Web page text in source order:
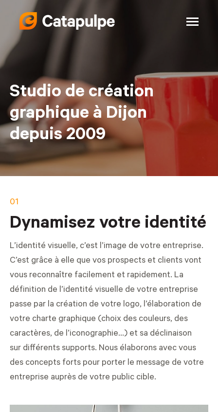
Studio de création
graphique à Dijon
depuis 2009
01
Dynamisez votre identité
L’identité visuelle, c’est l’image de votre entreprise.
C’est grâce à elle que vos prospects et clients vont
vous reconnaître facilement et rapidement. La
définition de l’identité visuelle de votre entreprise
passe par la création de votre logo, l’élaboration de
votre charte graphique (choix des couleurs, des
caractères, de l’iconographie...) et sa déclinaison
sur différents supports. Nous élaborons avec vous
des concepts forts pour porter le message de votre
entreprise auprès de votre public cible.